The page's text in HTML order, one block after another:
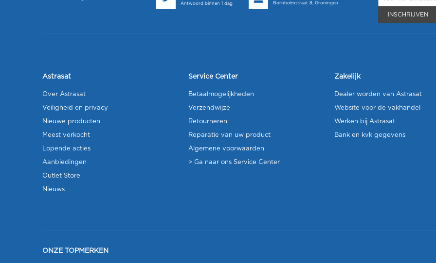
Antwoord binnen 1 dag
Bornholmstraat 8, Groningen
INSCHRIJVEN
Astrasat
Over Astrasat
Veiligheid en privacy
Nieuwe producten
Meest verkocht
Lopende acties
Aanbiedingen
Outlet Store
Nieuws
Service Center
Betaalmogelijkheden
Verzendwijze
Retourneren
Reparatie van uw product
Algemene voorwaarden
> Ga naar ons Service Center
Zakelijk
Dealer worden van Astrasat
Website voor de vakhandel
Werken bij Astrasat
Bank en kvk gegevens
ONZE TOPMERKEN